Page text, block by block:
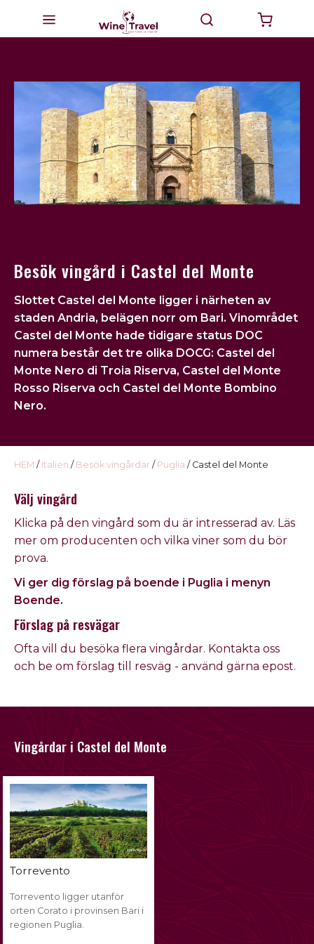
Valtellina
Italien
Vinturer
USA
Kontakt
Omdöme
Besök vingård i Castel del Monte
Slottet Castel del Monte ligger i närheten av
staden Andria, belägen norr om Bari. Vinområdet
Castel del Monte hade tidigare status DOC
numera består det tre olika DOCG: Castel del
Monte Nero di Troia Riserva, Castel del Monte
Rosso Riserva och Castel del Monte Bombino
Nero.
HEM / Italien / Besök vingårdar / Puglia / Castel del Monte
Välj vingård
Klicka på den vingård som du är intresserad av. Läs
mer om producenten och vilka viner som du bör
prova.
Vi ger dig förslag på boende i Puglia i menyn
Boende.
Förslag på resvägar
Ofta vill du besöka flera vingårdar. Kontakta oss
och be om förslag till resväg - använd gärna epost.
Vingårdar i Castel del Monte
Torrevento
Torrevento ligger utanför
orten Corato i provinsen Bari i
regionen Puglia.